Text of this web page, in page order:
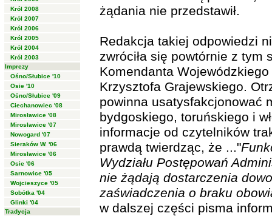
Król 2008
Król 2007
Król 2006
Król 2005
Król 2004
Król 2003
Imprezy
Ośno/Słubice '10
Osie '10
Ośno/Słubice '09
Ciechanowiec '08
Mirosławice '08
Mirosławice '07
Nowogard '07
Sieraków W. '06
Mirosławice '06
Osie '06
Sarnowice '05
Wojcieszyce '05
Sobótka '04
Glinki '04
Tradycja
żądania nie przedstawił.
Redakcja takiej odpowiedzi
zwróciła się powtórnie z tym
Komendanta
Krzysztofa Grajewskiego.
powinna usatysfakcjonować
bydgoskiego, toruńskiego i
informacje od czytelników
prawdą twierdząc, że ..."
Wydziału Postępowań
nie żądają dostarczenia
zaświadczenia o braku
w dalszej części pisma